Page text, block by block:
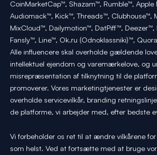
CoinMarketCap™, Shazam™, Rumble™, Apple
Audiomack™, Kick™, Threads™, Clubhouse™,
MixCloud™, Dailymotion™, DatPiff™, Deezer™,
Fansly™, Line™, Ok.ru (Odnoklassniki)™,
Alle influencere skal overholde gældende
intellektuel ejendom og varemærkelove, og
misrepræsentation af tilknytning til de
promoverer. Vores marketingtjenester er
overholde servicevilkår, branding
de platforme, vi arbejder med, efter bedste
Vi forbeholder os ret til at ændre vilkårene
som helst. Ved at fortsætte med at bruge